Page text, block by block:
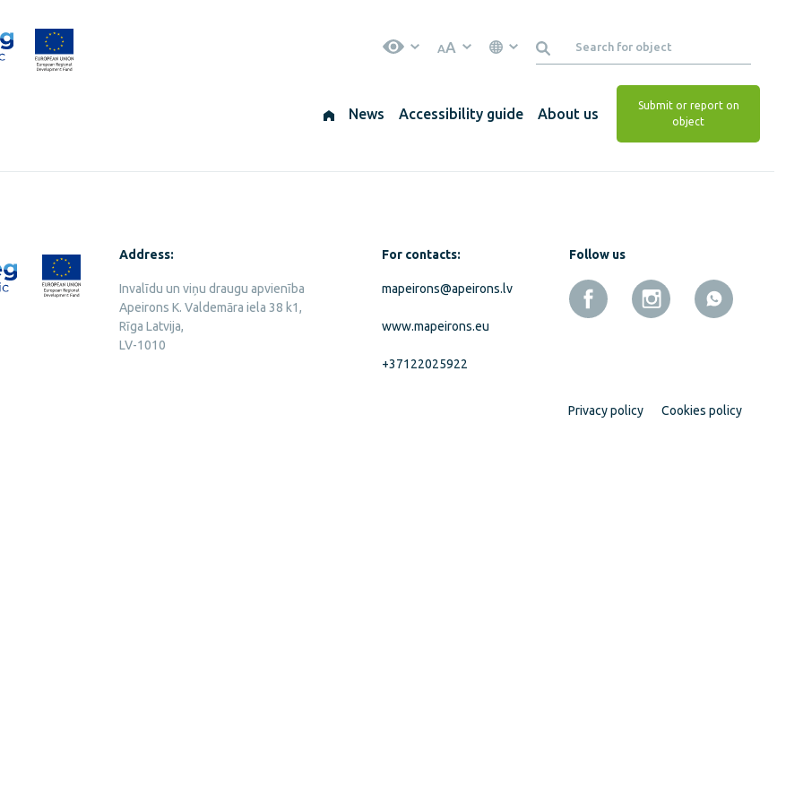
AA
News Accessibility guide About us
Submit or report on
object
Address:
Invalīdu un viņu draugu apvienība
Apeirons K. Valdemāra iela 38 k1,
Rīga Latvija,
LV-1010
For contacts:
mapeirons@apeirons.lv
www.mapeirons.eu
+37122025922
Follow us
Privacy policy Cookies policy